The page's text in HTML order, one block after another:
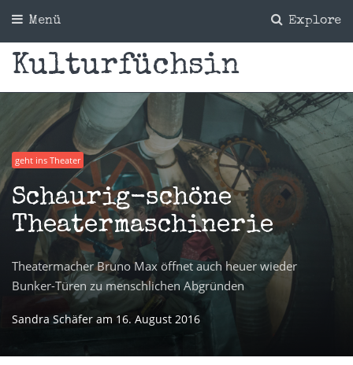
Explore
Menü
Kulturfüchsin
geht ins Theater
Schaurig-schöne
Theatermaschinerie
Theatermacher Bruno Max öffnet auch heuer wieder
Bunker-Türen zu menschlichen Abgründen
Sandra Schäfer am 16. August 2016